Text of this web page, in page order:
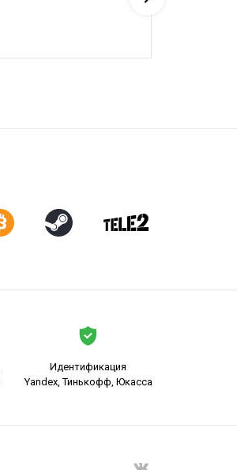
Идентификация
Yandex, Тинькофф, Юкасса